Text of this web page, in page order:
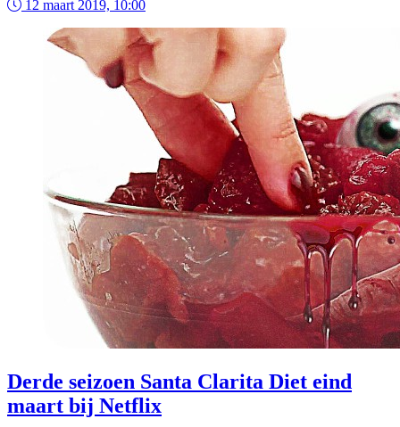
12 maart 2019, 10:00
Derde seizoen Santa Clarita Diet eind
maart bij Netflix